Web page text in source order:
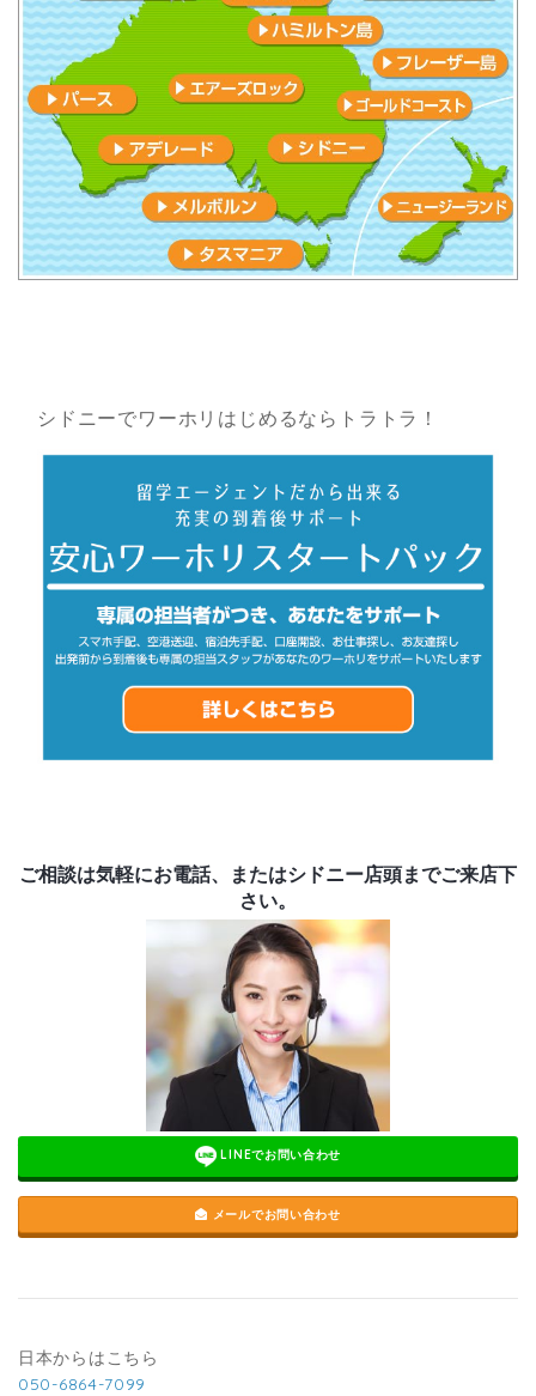
シドニーでワーホリはじめるならトラトラ！
ご相談は気軽にお電話、またはシドニー店頭までご来店下
さい。
LINEでお問い合わせ
メールでお問い合わせ
日本からはこちら
050-6864-7099